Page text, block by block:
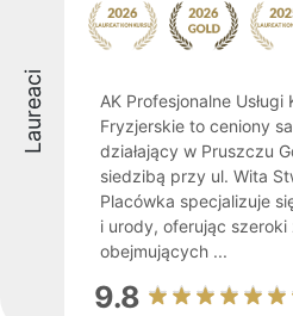
Laureaci
AK Profesjonalne
Fryzjerskie to ceniony
działający w Pruszczu
siedzibą przy ul. Wita
Placówka specjalizuje
i urody, oferując szeroki
obejmujących ...
9.8